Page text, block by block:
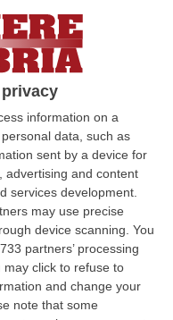
information on a
data, such as
sent by a device for
advertising and content
services development.
may use precise
device scanning. You
partners’ processing
click to refuse to
and change your
note that some
del 1986 potrebbe
in tutte le grandi città
come Futuro
società Stretto di Messina. La
Monti nel 2013, e la…